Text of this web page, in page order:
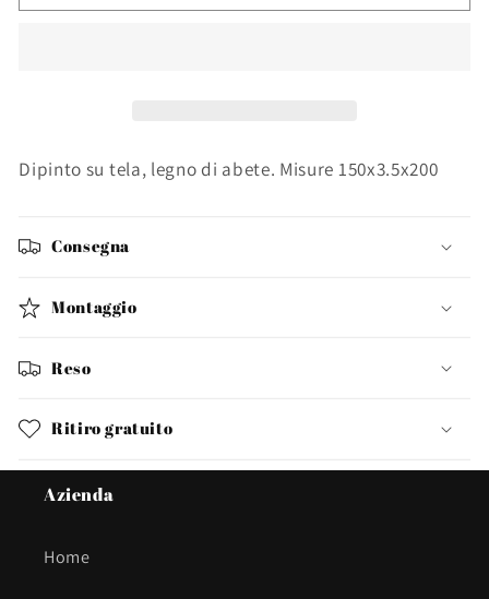
OLIO
OLIO
Dipinto su tela, legno di abete. Misure 150x3.5x200
Consegna
Montaggio
Reso
Ritiro gratuito
Azienda
Home